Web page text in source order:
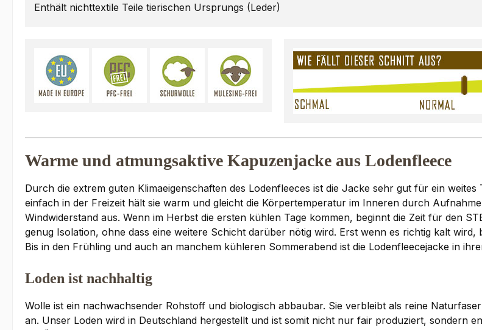
Enthält nichttextile Teile tierischen Ursprungs (Leder)
Warme und atmungsaktive Kapuzenjacke aus Lodenfleece
Durch die extrem guten Klimaeigenschaften des Lodenfleeces ist die Jacke sehr gut für ein
einfach in der Freizeit hält sie warm und gleicht die Körpertemperatur im Inneren durch
Windwiderstand aus. Wenn im Herbst die ersten kühlen Tage kommen, beginnt die Zeit für den
genug Isolation, ohne dass eine weitere Schicht darüber nötig wird. Erst wenn es richtig kalt
Bis in den Frühling und auch an manchem kühleren Sommerabend ist die Lodenfleecejacke in
Loden ist nachhaltig
Wolle ist ein nachwachsender Rohstoff und biologisch abbaubar. Sie verbleibt als reine
an. Unser Loden wird in Deutschland hergestellt und ist somit nicht nur fair produziert, sondern